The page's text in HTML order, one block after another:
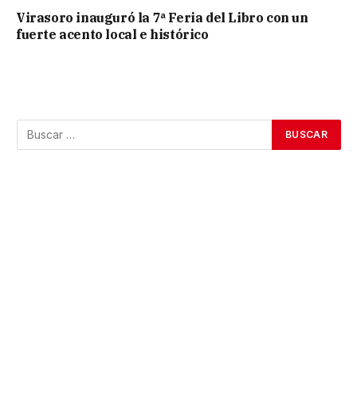
Virasoro inauguró la 7ª Feria del Libro con un
fuerte acento local e histórico